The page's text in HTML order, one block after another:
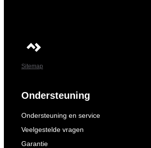
Sitemap
Ondersteuning
Ondersteuning en service
Veelgestelde vragen
Garantie